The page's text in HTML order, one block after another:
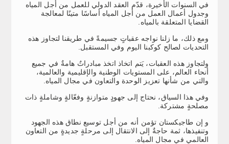
في السنوات الأخيرة، قدّم العقد الدولي للعمل من أجل المياه
وجدول أعمال العمل من أجل المياه أساسًا متينًا لمعالجة
القضايا المتعلقة بالمياه.
ومع ذلك، ما زلنا نواجه عقباتٍ جسيمةً في طريقنا لتجاوز هذه
التحديات لصالح كوكبنا اليوم وفي المستقبل.
ولتجاوز هذه العقبات، يَتم اتخاذ اتخذ مبادراتٌ هامةٌ في جميع
أنحاء العالم، على المستويات الوطنية والإقليمية والعالمية،
والتي من شأنها تعزيز الوحدة والتعاون في مجال المياه.
وفي هذا السياق، نحتاج إلى جهودٍ متوازنةٍ وفعّالةٍ وشاملةٍ ذات
مصلحةٍ مشتركة.
و إن طاجيكستان تؤمن أنه من أجل توسيع نطاق هذه الجهود
وتنفيذها، ثمة حاجةٌ إلى الانتقال إلى مرحلةٍ جديدةٍ من التعاون
العالمي في مجال المياه.